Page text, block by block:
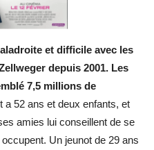
et difficile avec les
depuis 2001. Les
7,5 millions de
a 52 ans et deux enfants, et
amies lui conseillent de se
Un jeunot de 29 ans